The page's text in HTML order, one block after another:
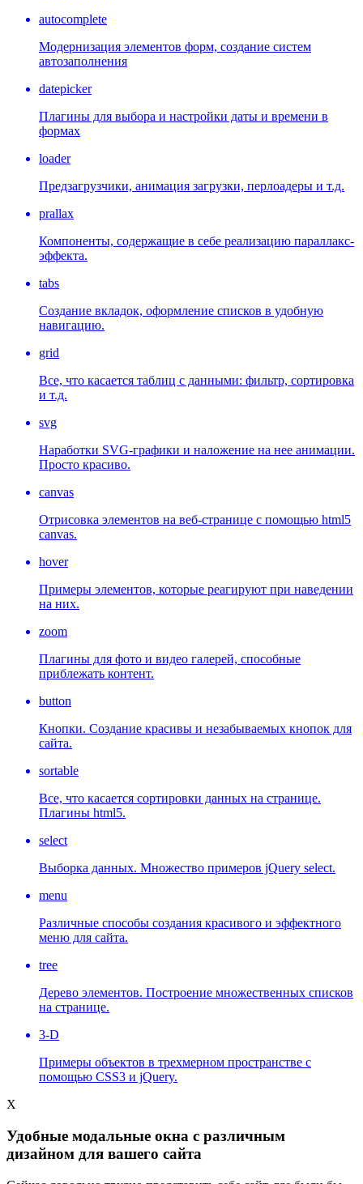
autocomplete
Модернизация элементов форм, создание систем
автозаполнения
datepicker
Плагины для выбора и настройки даты и времени в
формах
loader
Предзагрузчики, анимация загрузки, перлоадеры и т.д.
prallax
Компоненты, содержащие в себе реализацию параллакс-
эффекта.
tabs
Создание вкладок, оформление списков в удобную
навигацию.
grid
Все, что касается таблиц с данными: фильтр, сортировка
и т.д.
svg
Наработки SVG-графики и наложение на нее анимации.
Просто красиво.
canvas
Отрисовка элементов на веб-странице с помощью html5
canvas.
hover
Примеры элементов, которые реагируют при наведении
на них.
zoom
Плагины для фото и видео галерей, способные
приблежать контент.
button
Кнопки. Создание красивы и незабываемых кнопок для
сайта.
sortable
Все, что касается сортировки данных на странице.
Плагины html5.
select
Выборка данных. Множество примеров jQuery select.
menu
Различные способы создания красивого и эффектного
меню для сайта.
tree
Дерево элементов. Построение множественных списков
на странице.
3-D
Примеры объектов в трехмерном пространстве с
помощью CSS3 и jQuery.
X
Удобные модальные окна с различным
дизайном для вашего сайта